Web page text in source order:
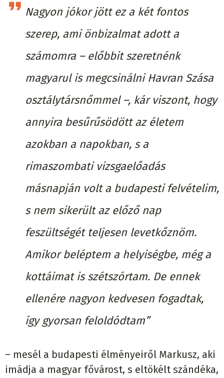
Nagyon jókor jött ez a két fontos
szerep, ami önbizalmat adott a
számomra – előbbit szeretnénk
magyarul is megcsinálni Havran Szása
osztálytársnőmmel –, kár viszont, hogy
annyira besűrűsödött az életem
azokban a napokban, s a
rimaszombati vizsgaelőadás
másnapján volt a budapesti felvételim,
s nem sikerült az előző nap
feszültségét teljesen levetkőznöm.
Amikor beléptem a helyiségbe, még a
kottáimat is szétszórtam. De ennek
ellenére nagyon kedvesen fogadtak,
így gyorsan feloldódtam”
– mesél a budapesti élményeiről Markusz, aki
imádja a magyar fővárost, s eltökélt szándéka,